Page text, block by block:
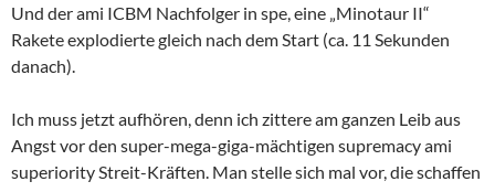
Und der ami ICBM Nachfolger in spe, eine „Minotaur II“
Rakete explodierte gleich nach dem Start (ca. 11 Sekunden
danach).
Ich muss jetzt aufhören, denn ich zittere am ganzen Leib aus
Angst vor den super-mega-giga-mächtigen supremacy ami
superiority Streit-Kräften. Man stelle sich mal vor, die schaffen